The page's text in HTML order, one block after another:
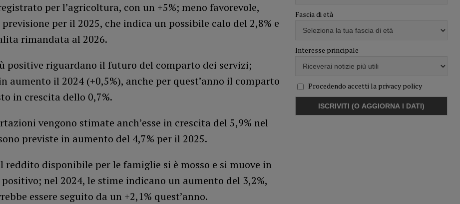
per l’agricoltura, con un +5%; meno favorevole,
per il 2025, che indica un possibile calo del 2,8% e
rimandata al 2026.
positive riguardano il futuro del comparto dei servizi;
aumento il 2024 (+0,5%), anche per quest’anno il comparto
in crescita dello 0,7%.
vengono stimate anch’esse in crescita del 5,9% nel
previste in aumento del 4,7% per il 2025.
reddito disponibile per le famiglie si è mosso e si muove in
nel 2024, le stime indicano un aumento del 3,2%,
essere seguito da un +2,1% quest’anno.
Fascia di età
Interesse principale
Procedendo accetti la privacy policy